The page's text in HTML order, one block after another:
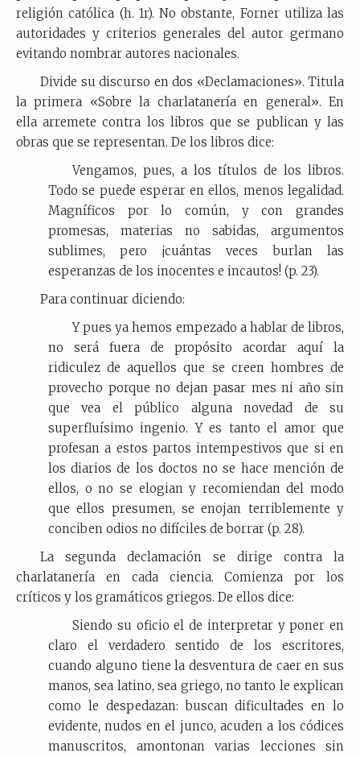
religión católica (h. 1r). No obstante, Forner utiliza las
autoridades y criterios generales del autor germano
evitando nombrar autores nacionales.
Divide su discurso en dos «Declamaciones». Titula
la primera «Sobre la charlatanería en general». En
ella arremete contra los libros que se publican y las
obras que se representan. De los libros dice:
Vengamos, pues, a los títulos de los libros.
Todo se puede esperar en ellos, menos legalidad.
Magníficos por lo común, y con grandes
promesas, materias no sabidas, argumentos
sublimes, pero ¡cuántas veces burlan las
esperanzas de los inocentes e incautos! (p. 23).
Para continuar diciendo:
Y pues ya hemos empezado a hablar de libros,
no será fuera de propósito acordar aquí la
ridiculez de aquellos que se creen hombres de
provecho porque no dejan pasar mes ni año sin
que vea el público alguna novedad de su
superfluísimo ingenio. Y es tanto el amor que
profesan a estos partos intempestivos que si en
los diarios de los doctos no se hace mención de
ellos, o no se elogian y recomiendan del modo
que ellos presumen, se enojan terriblemente y
conciben odios no difíciles de borrar (p. 28).
La segunda declamación se dirige contra la
charlatanería en cada ciencia. Comienza por los
críticos y los gramáticos griegos. De ellos dice:
Siendo su oficio el de interpretar y poner en
claro el verdadero sentido de los escritores,
cuando alguno tiene la desventura de caer en sus
manos, sea latino, sea griego, no tanto le explican
como le despedazan: buscan dificultades en lo
evidente, nudos en el junco, acuden a los códices
manuscritos, amontonan varias lecciones sin